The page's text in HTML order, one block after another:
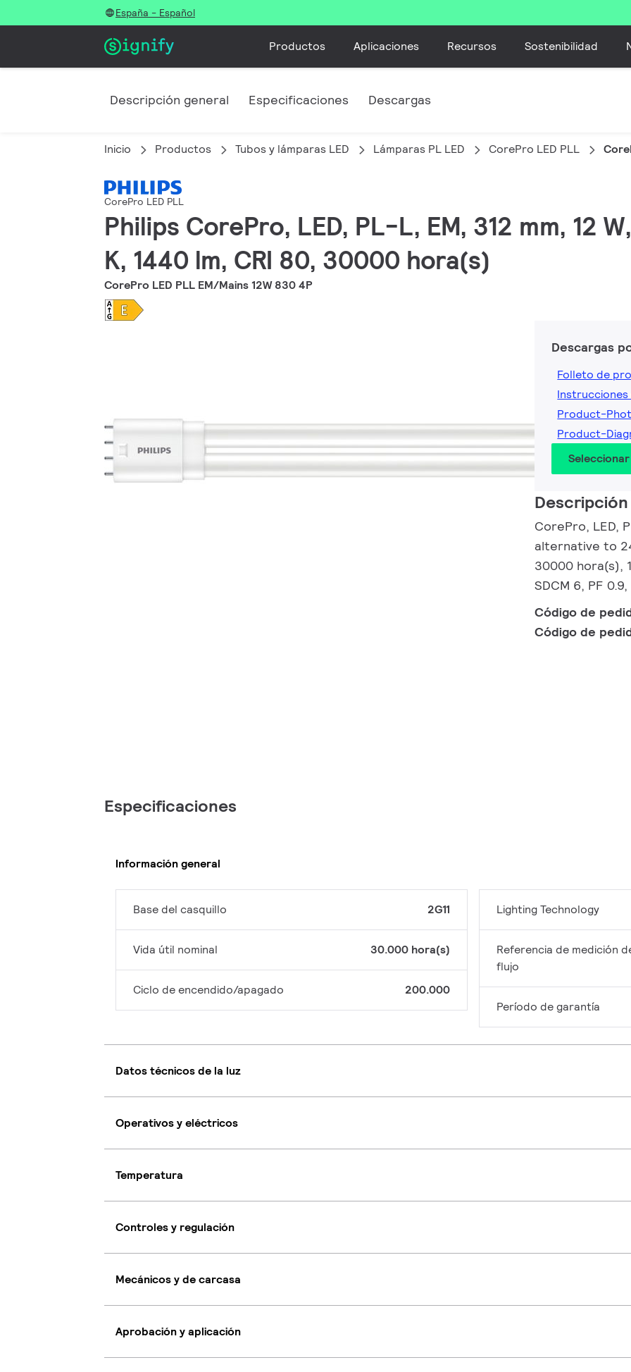
España - Español
Productos Aplicaciones Recursos Sostenibilidad
Descripción general Especificaciones Descargas
Inicio Productos Tubos y lámparas LED Lámparas PL LED CorePro LED PLL
CorePro LED PLL
Philips CorePro, LED, PL-L, EM, 312 mm, 12
K, 1440 lm, CRI 80, 30000 hora(s)
CorePro LED PLL EM/Mains 12W 830 4P
Descargas
Folleto de
Product-
Product-
CorePro, LED,
alternative to
30000 hora(s),
SDCM 6, PF
Código de
Código de
Especificaciones
Información general
Base del casquillo 2G11
Vida útil nominal 30.000 hora(s)
Ciclo de encendido/apagado 200.000
Lighting Technology
Referencia de medición
flujo
Período de garantía
Datos técnicos de la luz
Operativos y eléctricos
Temperatura
Controles y regulación
Mecánicos y de carcasa
Aprobación y aplicación